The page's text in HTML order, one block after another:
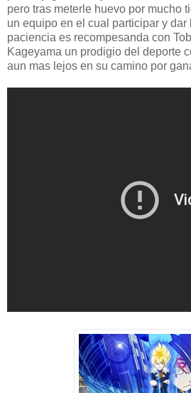
pero tras meterle huevo por mucho
un equipo en el cual participar y dar
paciencia es recompesanda con
Kageyama un prodigio del deporte
aun mas lejos en su camino por